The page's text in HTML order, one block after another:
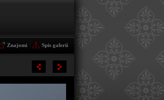
Znajomi Spis galerii